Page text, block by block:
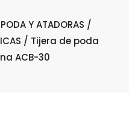
PODA Y ATADORAS /
/ Tijera de poda
ACB-30